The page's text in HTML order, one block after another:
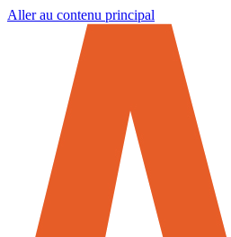
Aller au contenu principal